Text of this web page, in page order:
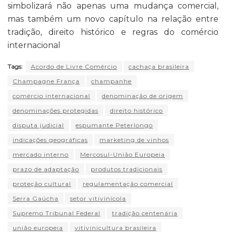
simbolizará não apenas uma mudança comercial,
mas também um novo capítulo na relação entre
tradição, direito histórico e regras do comércio
internacional
Tags: Acordo de Livre Comércio
cachaça brasileira
Champagne França
champanhe
comércio internacional
denominação de origem
denominações protegidas
direito histórico
disputa judicial
espumante Peterlongo
indicações geográficas
marketing de vinhos
mercado interno
Mercosul-União Europeia
prazo de adaptação
produtos tradicionais
proteção cultural
regulamentação comercial
Serra Gaúcha
setor vitivinícola
Supremo Tribunal Federal
tradição centenária
união europeia
vitivinicultura brasileira